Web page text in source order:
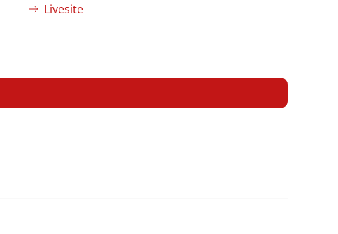
Livesite